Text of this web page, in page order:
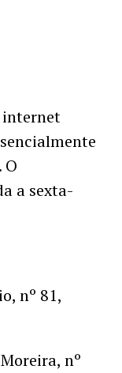
internet
O
a sexta-
nº 81,
nº